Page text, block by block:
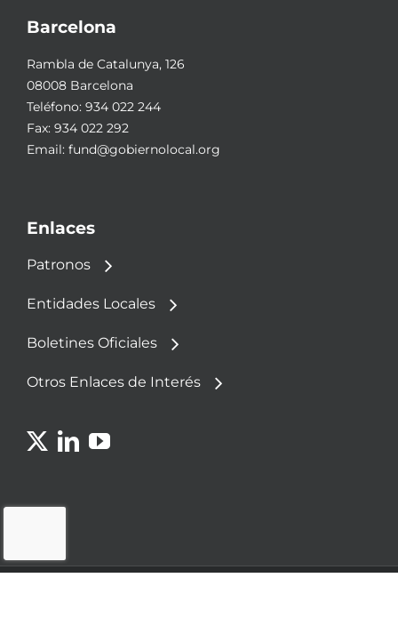
Barcelona
Rambla de Catalunya, 126
08008 Barcelona
Teléfono: 934 022 244
Fax: 934 022 292
Email: fund@gobiernolocal.org
Enlaces
Patronos
Entidades Locales
Boletines Oficiales
Otros Enlaces de Interés